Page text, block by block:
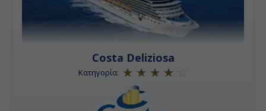
Costa Deliziosa
Κατηγορία: